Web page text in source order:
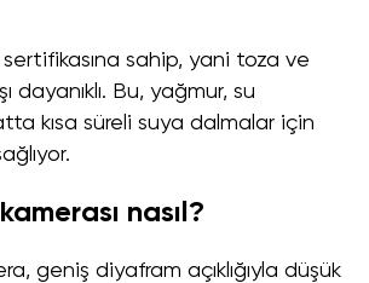
sahip, yani toza ve
dayanıklı. Bu, yağmur, su
kısa süreli suya dalmalar için
nasıl?
geniş diyafram açıklığıyla düşük